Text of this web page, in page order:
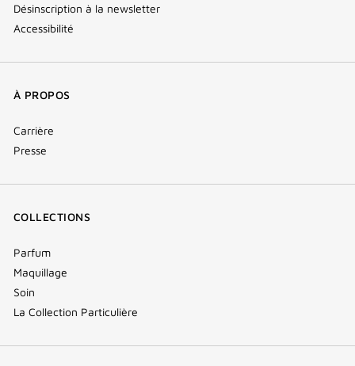
Désinscription à la newsletter
Accessibilité
À PROPOS
Carrière
Presse
COLLECTIONS
Parfum
Maquillage
Soin
La Collection Particulière